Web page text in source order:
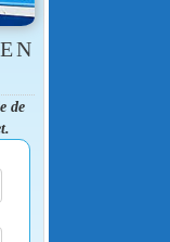
de